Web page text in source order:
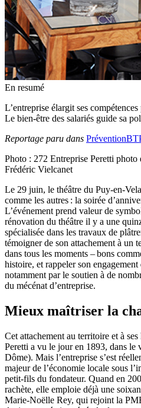
En resumé
L’entreprise élargit ses
Le bien-être des salariés guide sa
Reportage paru dans
Photo : 272 Entreprise Peretti photo
Frédéric Vielcanet
Le 29 juin, le théâtre du Puy-en-
comme les autres : la soirée
L’événement prend valeur de
rénovation du théâtre il y a une
spécialisée dans les travaux de
témoigner de son attachement à un
dans tous les moments – bons
histoire, et rappeler son
notamment par le soutien à de
du mécénat d’entreprise.
Mieux maîtriser la
Cet attachement au territoire et à
Peretti a vu le jour en 1893, dans le
Dôme). Mais l’entreprise s’est
majeur de l’économie locale sous
petit-fils du fondateur. Quand en
rachète, elle emploie déjà une
Marie-Noëlle Rey, qui rejoint la